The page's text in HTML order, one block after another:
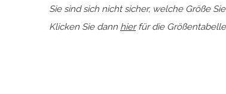
Sie sind sich nicht sicher, welche Größe
Klicken Sie dann hierfür die